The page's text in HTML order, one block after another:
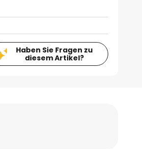
Haben Sie Fragen zu
diesem Artikel?